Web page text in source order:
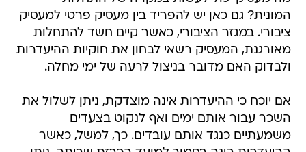
המונית? גם כאן יש להפריד בין מעסיק פרטי למעסיק
ציבורי. במגזר הציבורי, כאשר קיים חשד להתחלות
מאורגנת, המעסיק רשאי לבחון את חוקיות ההיעדרות
ולבדוק האם מדובר בניצול לרעה של ימי מחלה.
אם יוכח כי ההיעדרות אינה מוצדקת, ניתן לשלול את
השכר עבור אותם ימים ואף לנקוט בצעדים
משמעתיים כנגד אותם עובדים. כך, למשל, כאשר